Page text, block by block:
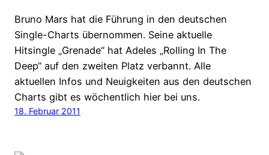
Bruno Mars hat die Führung in den deutschen
Single-Charts übernommen. Seine aktuelle
Hitsingle „Grenade“ hat Adeles „Rolling In The
Deep“ auf den zweiten Platz verbannt. Alle
aktuellen Infos und Neuigkeiten aus den deutschen
Charts gibt es wöchentlich hier bei uns.
18. Februar 2011